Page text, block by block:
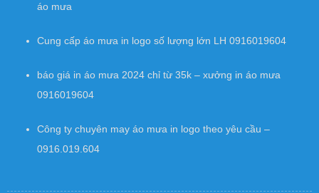
áo mưa
Cung cấp áo mưa in logo số lượng lớn LH 0916019604
báo giá in áo mưa 2024 chỉ từ 35k – xưởng in áo mưa
0916019604
Công ty chuyên may áo mưa in logo theo yêu cầu –
0916.019.604